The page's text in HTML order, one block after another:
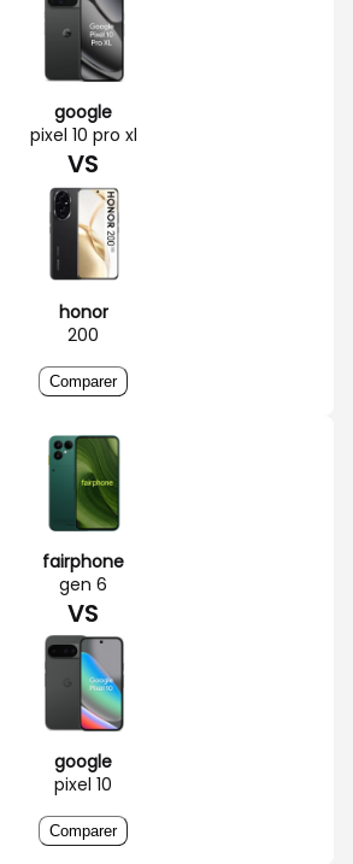
google
pixel 10 pro xl
VS
honor
200
Comparer
fairphone
gen 6
VS
google
pixel 10
Comparer